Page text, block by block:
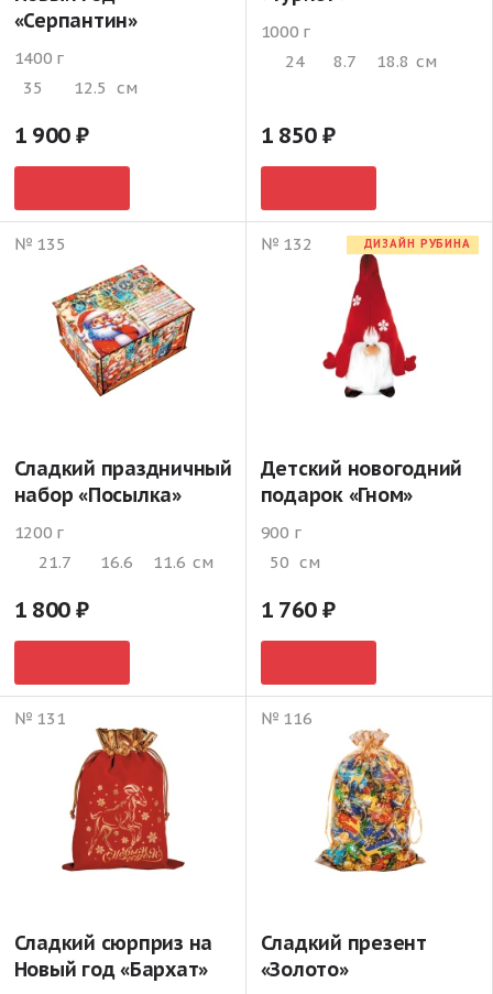
«Серпантин»
1400 г
35
12.5 см
1 900
1000 г
24
8.7 18.8 см
1 850
№ 135
Сладкий праздничный
набор «Посылка»
1200 г
21.7
16.6 11.6 см
1 800
№ 132 ДИЗАЙН РУБИНА
Детский новогодний
подарок «Гном»
900 г
50 см
1 760
№ 131
Сладкий сюрприз на
Новый год «Бархат»
№ 116
Сладкий презент
«Золото»